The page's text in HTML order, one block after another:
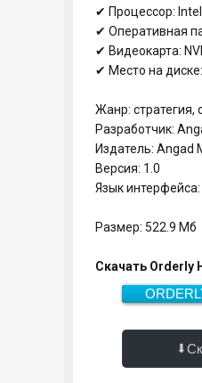
✔ Процессор:
✔ Оперативная
✔ Видеокарта:
✔ Место на
Жанр: стратегия,
Разработчик:
Издатель: Angad
Версия: 1.0
Язык интерфейса:
Размер: 522.9 Мб
Скачать Orderly